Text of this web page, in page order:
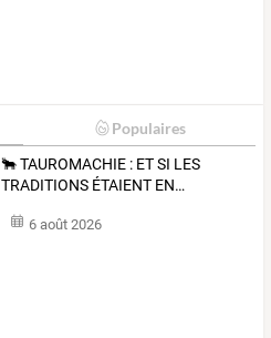
Populaires
🐂TAUROMACHIE : ETSI LES
TRADITIONS ÉTAIENT EN…
6 août 2026